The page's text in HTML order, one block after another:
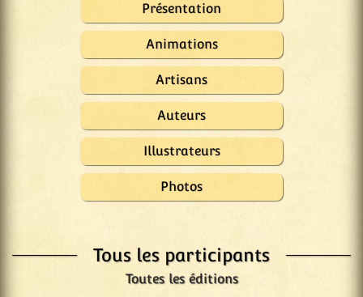
Présentation
Animations
Artisans
Auteurs
Illustrateurs
Photos
Tous les participants